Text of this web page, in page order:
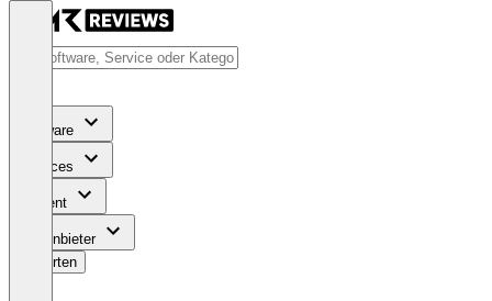
Software
Services
Content
Für Anbieter
Bewerten